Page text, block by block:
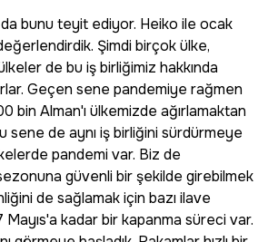
da bunu teyit ediyor. Heiko ile ocak
Şimdi birçok ülke,
de bu iş birliğimiz hakkında
Geçen sene pandemiye rağmen
bin Alman'ı ülkemizde ağırlamaktan
sene de aynı iş birliğini sürdürmeye
pandemi var. Biz de
güvenli bir şekilde girebilmek
de sağlamak için bazı ilave
Mayıs'a kadar bir kapanma süreci var.